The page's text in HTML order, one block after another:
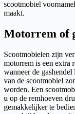
scootmobiel
maakt.
Motorrem of
Scootmobielen zijn
motorrem is een extra
wanneer de
van de scootmobiel
worden. Een
u op de remhoeven
gemakkelijker te